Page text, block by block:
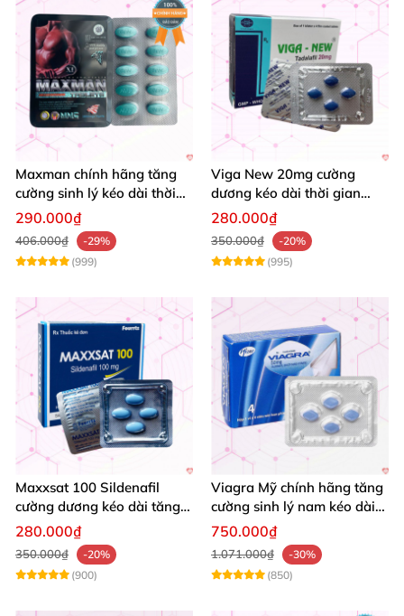
Maxman chính hãng tăng
cường sinh lý kéo dài thời
gian chống xuất tinh sớm
hộp 10 viên
290.000₫
406.000₫
-29%
(999)
Viga New 20mg cường
dương kéo dài thời gian
tăng khoái cảm hộp 4 viên
280.000₫
350.000₫
-20%
(995)
Maxxsat 100 Sildenafil
cường dương kéo dài tăng
cường sinh lý nam
280.000₫
350.000₫
-20%
(900)
Viagra Mỹ chính hãng tăng
cường sinh lý nam kéo dài
quan hệ
750.000₫
1.071.000₫
-30%
(850)